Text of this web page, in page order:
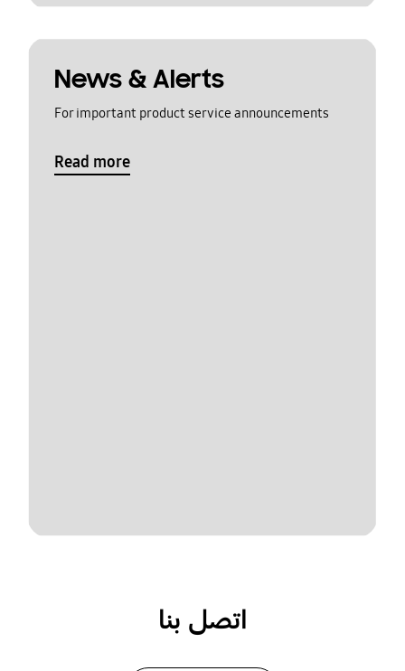
News & Alerts
For important product service announcements
Read more
اتصل بنا